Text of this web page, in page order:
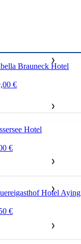
Brauneck Hotel
€
Hotel
€
Hotel Aying
€
❯
❯
❯
❯
❯